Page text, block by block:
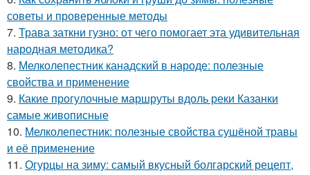
советы и проверенные методы
7. Трава заткни гузно: от чего помогает эта удивительная
народная методика?
8. Мелколепестник канадский в народе: полезные
свойства и применение
9. Какие прогулочные маршруты вдоль реки Казанки
самые живописные
10. Мелколепестник: полезные свойства сушёной травы
и её применение
11. Огурцы на зиму: самый вкусный болгарский рецепт,